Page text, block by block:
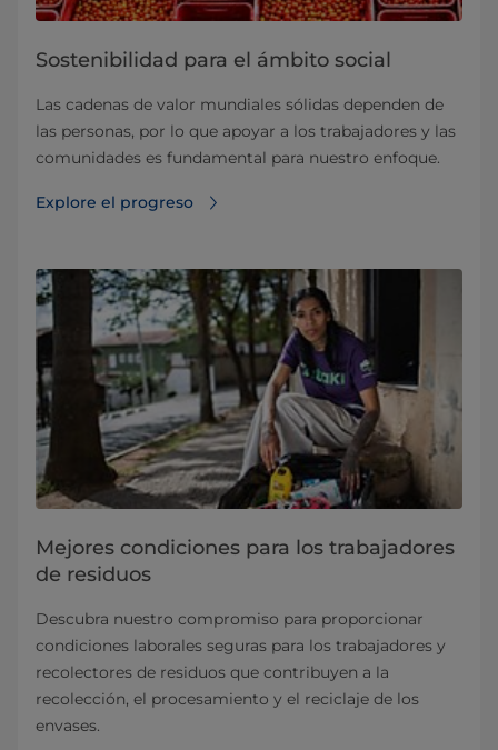
Sostenibilidad para el ámbito social
Las cadenas de valor mundiales sólidas dependen de
las personas, por lo que apoyar a los trabajadores y las
comunidades es fundamental para nuestro enfoque.
Explore el progreso
Mejores condiciones para los trabajadores
de residuos
Descubra nuestro compromiso para proporcionar
condiciones laborales seguras para los trabajadores y
recolectores de residuos que contribuyen a la
recolección, el procesamiento y el reciclaje de los
envases.